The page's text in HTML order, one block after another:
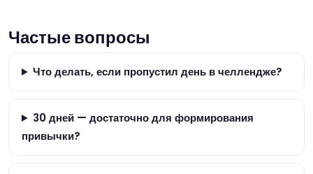
Частые вопросы
Что делать, если пропустил день в челлендже?
30 дней — достаточно для формирования
привычки?